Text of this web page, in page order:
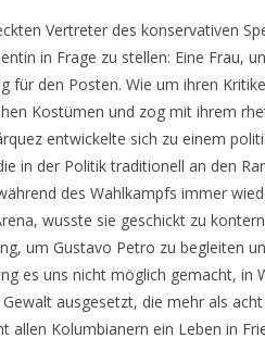
Vertreter des konservativen
in Frage zu stellen: Eine Frau,
für den Posten. Wie um ihren
Kostümen und zog mit ihrem
entwickelte sich zu einem
in der Politik traditionell an den
des Wahlkampfs immer
wusste sie geschickt zu
um Gustavo Petro zu begleiten
es uns nicht möglich gemacht, in
ausgesetzt, die mehr als
allen Kolumbianern ein Leben in